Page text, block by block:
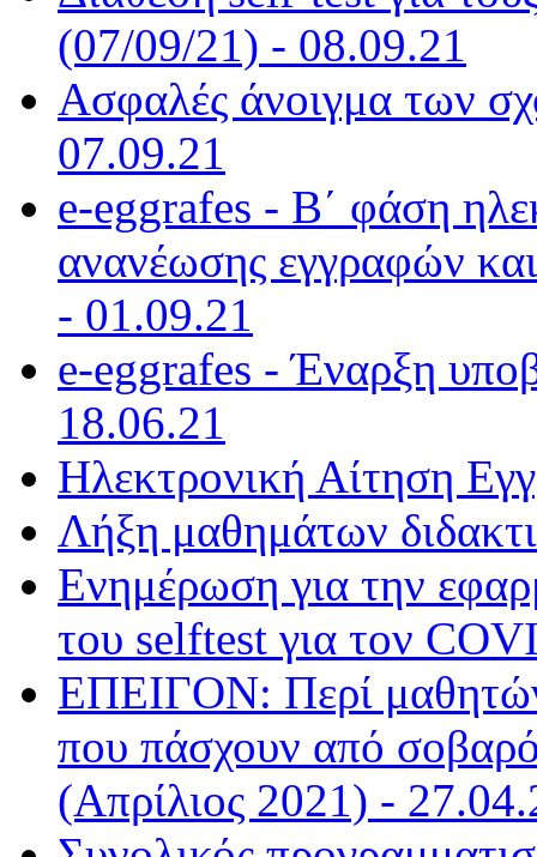
(07/09/21) - 08.09.21
Ασφαλές άνοιγμα των
07.09.21
e-eggrafes - Β΄ φάση
ανανέωσης εγγραφών
- 01.09.21
e-eggrafes - Έναρξη
18.06.21
Ηλεκτρονική Αίτηση
Λήξη μαθημάτων
Ενημέρωση για την
του selftest για τον
ΕΠΕΙΓΟΝ: Περί
που πάσχουν από
(Απρίλιος 2021) -